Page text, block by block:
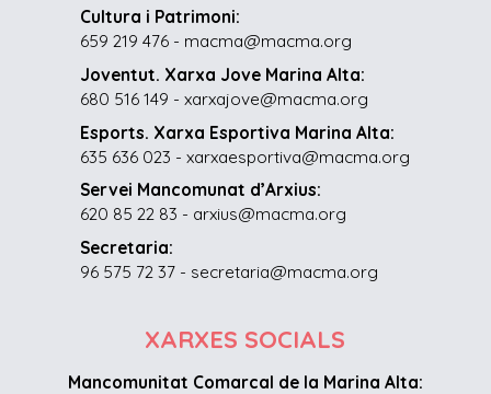
Cultura i Patrimoni:
659 219 476 - macma@macma.org
Joventut. Xarxa Jove Marina Alta:
680 516 149 - xarxajove@macma.org
Esports. Xarxa Esportiva Marina Alta:
635 636 023 - xarxaesportiva@macma.org
Servei Mancomunat d’Arxius:
620 85 22 83 - arxius@macma.org
Secretaria:
96 575 72 37 - secretaria@macma.org
XARXES SOCIALS
Mancomunitat Comarcal de la Marina Alta: